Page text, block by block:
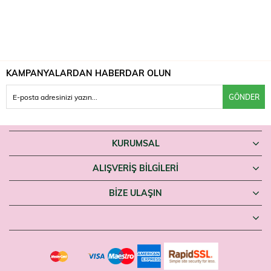
KAMPANYALARDAN HABERDAR OLUN
GÖNDER
KURUMSAL
ALIŞVERİŞ BİLGİLERİ
BIZE ULAŞIN